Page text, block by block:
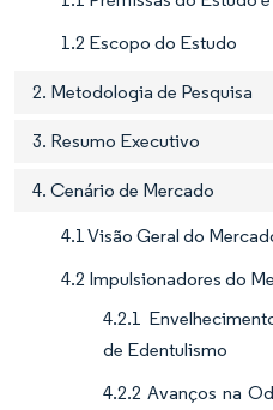
1.2 Escopo do Estudo
2. Metodologia de Pesquisa
3. Resumo Executivo
4. Cenário de Mercado
4.1 Visão Geral do
4.2 Impulsionadores do
4.2.1
de Edentulismo
4.2.2 Avanços na